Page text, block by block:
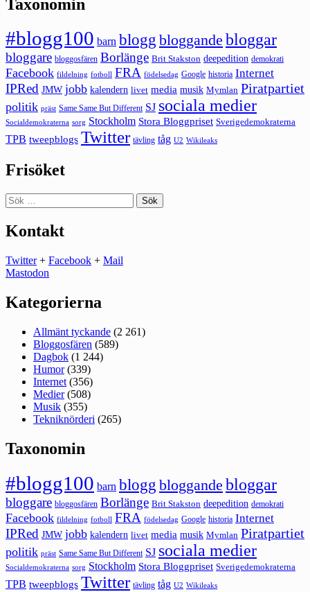
Taxonomin
#blogg100 barn blogg bloggande bloggar
bloggare bloggosfären Borlänge Brit Stakston deepedition demokrati
Facebook fildelning fotboll FRA födelsedag Google historia Internet
IPRed JMW jobb kalendern livet media musik Mymlan Piratpartiet
politik präst Same Same But Different SJ sociala medier
Socialdemokraterna sorg Stockholm Stora Bloggpriset Sverigedemokraterna
TPB tweepblogs Twitter tävling tåg U2 Wikileaks
Frisöket
Sök
efter:
Kontakt
Twitter+ Facebook + Mail
Mastodon
Kategorierna
Allmänt tyckande (2 261)
Bloggosfären (589)
Dagbok (1 244)
Humor(339)
Internet (356)
Medier(508)
Musik (355)
Tekniknörderi (265)
Taxonomin
#blogg100 barn blogg bloggande bloggar
bloggare bloggosfären Borlänge Brit Stakston deepedition demokrati
Facebook fildelning fotboll FRA födelsedag Google historia Internet
IPRed JMW jobb kalendern livet media musik Mymlan Piratpartiet
politik präst Same Same But Different SJ sociala medier
Socialdemokraterna sorg Stockholm Stora Bloggpriset Sverigedemokraterna
TPB tweepblogs Twitter tävling tåg U2 Wikileaks